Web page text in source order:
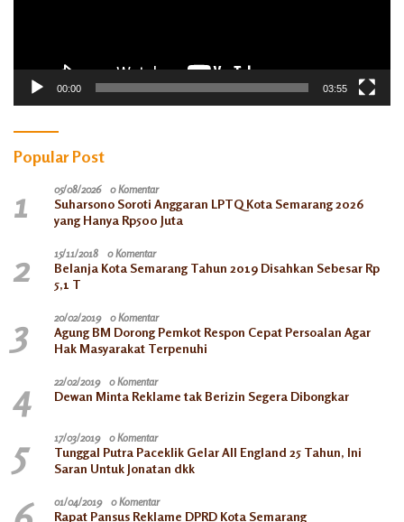
00:00 03:55
Popular Post
1 05/08/2026 0 Komentar
Suharsono Soroti Anggaran LPTQ Kota Semarang 2026
yang Hanya Rp500 Juta
2 15/11/2018 0 Komentar
Belanja Kota Semarang Tahun 2019 Disahkan Sebesar Rp
5,1 T
3 20/02/2019 0 Komentar
Agung BM Dorong Pemkot Respon Cepat Persoalan Agar
Hak Masyarakat Terpenuhi
4 22/02/2019 0 Komentar
Dewan Minta Reklame tak Berizin Segera Dibongkar
5 17/03/2019 0 Komentar
Tunggal Putra Paceklik Gelar All England 25 Tahun, Ini
Saran Untuk Jonatan dkk
01/04/2019 0 Komentar
Rapat Pansus Reklame DPRD Kota Semarang